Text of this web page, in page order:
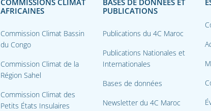
COMMISSIONS CLIMAT
AFRICAINES
Commission Climat Bassin
du Congo
Commission Climat de la
Région Sahel
Commission Climat des
Petits États Insulaires
BASES DE DONNÉES ET
PUBLICATIONS
Publications du 4C Maroc
Publications Nationales et
Internationales
Bases de données
Newsletter du 4C Maroc